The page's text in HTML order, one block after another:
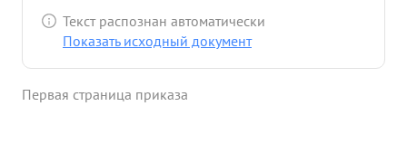
спротивник, предпринимавший 8 контратак
превосхо дящими силами пехоты и танков,
ребольшие потери в личном составе, канеся
Текст распознан автоматически
Показать исходный документ
Первая страница приказа